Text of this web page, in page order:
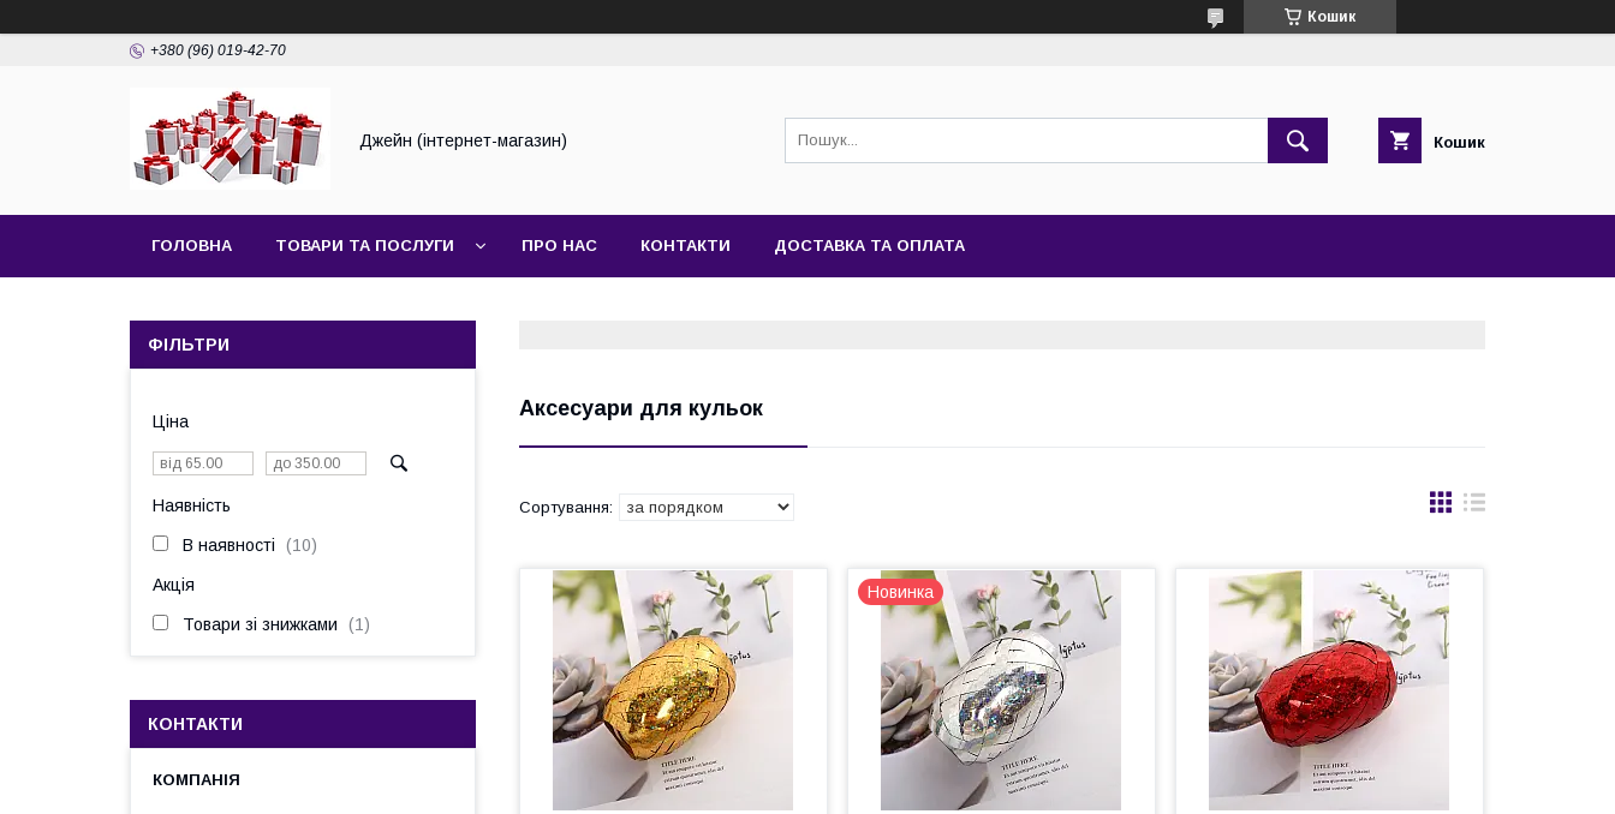
Кошик
+380 (96) 019-42-70
Джейн (інтернет-магазин) Кошик
ГОЛОВНА ТОВАРИ ТА ПОСЛУГИ ПРО НАС КОНТАКТИ ДОСТАВКА ТА ОПЛАТА
Аксесуари для кульок
Новинка
ФІЛЬТРИ
Ціна
Наявність
В наявності 10
Акція
Товари зі знижками 1
КОНТАКТИ